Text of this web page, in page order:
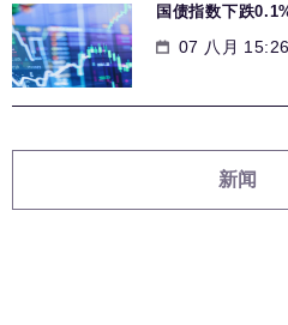
国债指数下跌
07 八月 15:26
新闻